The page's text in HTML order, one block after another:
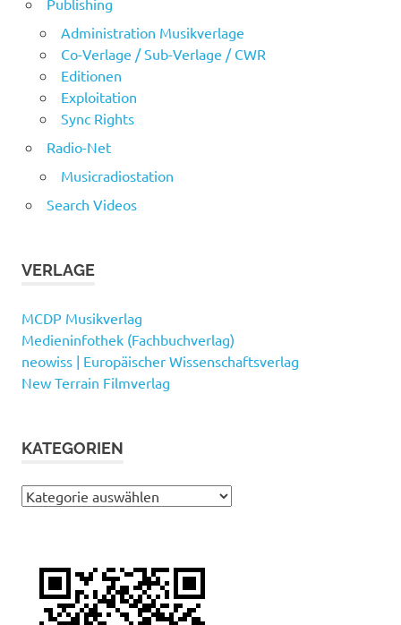
Administration Musikverlage
Co-Verlage / Sub-Verlage / CWR
Editionen
Exploitation
Sync Rights
Radio-Net
Musicradiostation
Search Videos
VERLAGE
MCDP Musikverlag
Medieninfothek (Fachbuchverlag)
neowiss | Europäischer Wissenschaftsverlag
New Terrain Filmverlag
KATEGORIEN
Kategorien